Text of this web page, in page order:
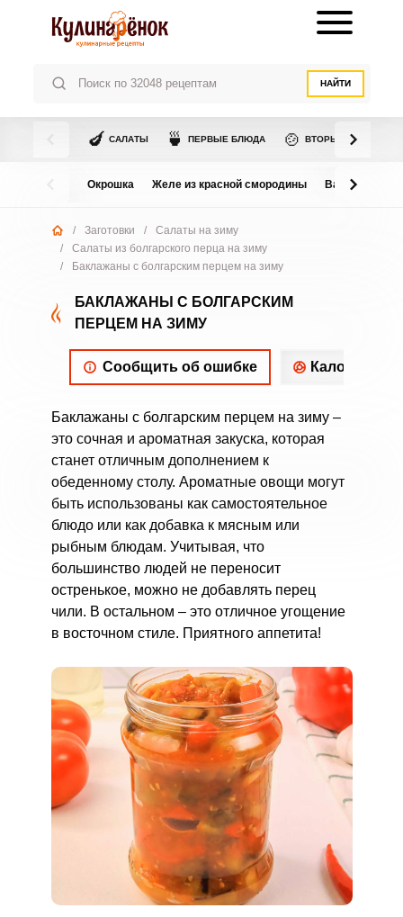
НАЙТИ
🍆 САЛАТЫ 🍵 ПЕРВЫЕ БЛЮДА 🍲 ВТОРЫЕ БЛЮДА
Окрошка Желе из красной смородины Варенье из
/ Заготовки /
Салаты на зиму
/
Салаты из болгарского перца на зиму
/
Баклажаны с болгарским перцем на зиму
БАКЛАЖАНЫ С БОЛГАРСКИМ
ПЕРЦЕМ НА ЗИМУ
Сообщить об ошибке
Баклажаны с болгарским перцем на зиму –
это сочная и ароматная закуска, которая
станет отличным дополнением к
обеденному столу. Ароматные овощи могут
быть использованы как самостоятельное
блюдо или как добавка к мясным или
рыбным блюдам. Учитывая, что
большинство людей не переносит
остренькое, можно не добавлять перец
чили. В остальном – это отличное угощение
в восточном стиле. Приятного аппетита!